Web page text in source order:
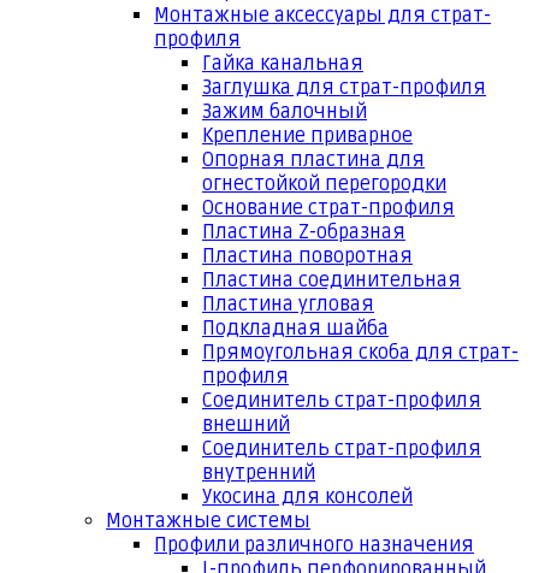
Монтажные аксессуары для страт-
профиля
Гайка канальная
Заглушка для страт-профиля
Зажим балочный
Крепление приварное
Опорная пластина для
огнестойкой перегородки
Основание страт-профиля
Пластина Z-образная
Пластина поворотная
Пластина соединительная
Пластина угловая
Подкладная шайба
Прямоугольная скоба для страт-
профиля
Соединитель страт-профиля
внешний
Соединитель страт-профиля
внутренний
Укосина для консолей
Монтажные системы
Профили различного назначения